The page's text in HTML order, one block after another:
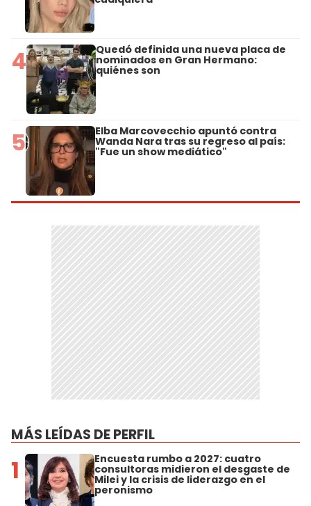
4 Quedó definida una nueva placa de
nominados en Gran Hermano:
quiénes son
5 Elba Marcovecchio apuntó contra
Wanda Nara tras su regreso al país:
"Fue un show mediático"
MÁS LEÍDAS DE PERFIL
1 Encuesta rumbo a 2027: cuatro
consultoras midieron el desgaste de
Milei y la crisis de liderazgo en el
peronismo